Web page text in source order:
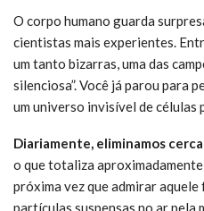
O corpo humano guarda
cientistas mais experientes.
um tanto bizarras, uma das
silenciosa”. Você já parou para
um universo invisível de células
Diariamente, eliminamos
o que totaliza aproximadamente
próxima vez que admirar
partículas suspensas no ar pela